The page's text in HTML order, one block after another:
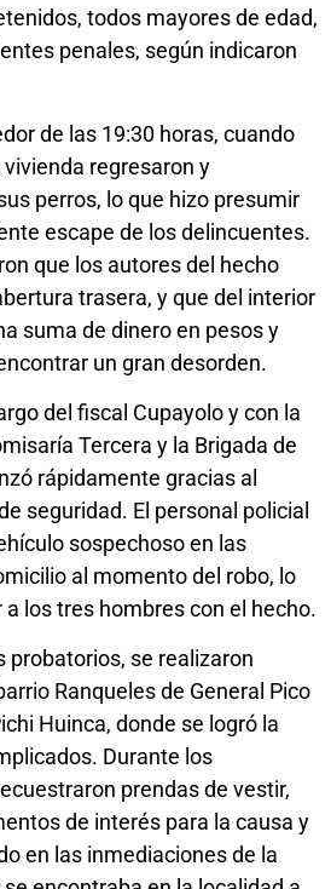
todos mayores de edad,
penales, según indicaron
de las 19:30 horas, cuando
regresaron y
perros, lo que hizo presumir
escape de los delincuentes.
que los autores del hecho
trasera, y que del interior
suma de dinero en pesos y
un gran desorden.
del fiscal Cupayolo y con la
Tercera y la Brigada de
rápidamente gracias al
seguridad. El personal policial
sospechoso en las
al momento del robo, lo
los tres hombres con el hecho.
probatorios, se realizaron
Ranqueles de General Pico
Huinca, donde se logró la
Durante los
prendas de vestir,
de interés para la causa y
en las inmediaciones de la